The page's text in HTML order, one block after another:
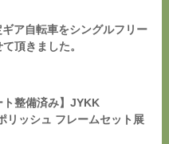
ア自転車をシングルフリー
頂きました。
ト整備済み】JYKK
リッシュ フレームセット展